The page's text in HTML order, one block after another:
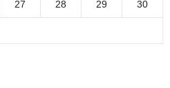
27 28 29 30